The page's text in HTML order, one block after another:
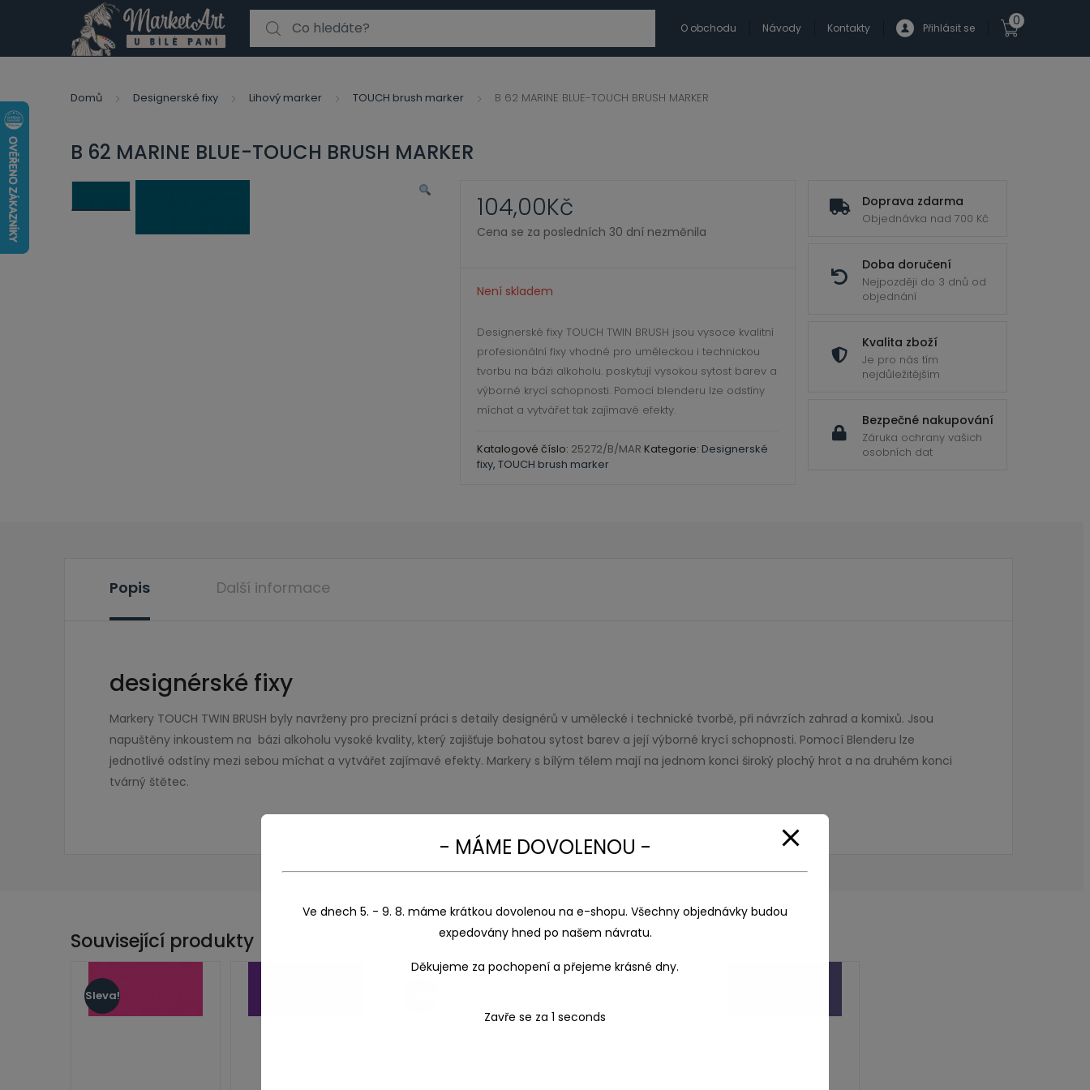
Search for:
O obchodu Návody Kontakty Přihlásit se 0
Domů Designerské fixy Lihový marker TOUCH brush marker B 62 MARINE BLUE-TOUCH BRUSH MARKER
B 62 MARINE BLUE-TOUCH BRUSH MARKER
Doprava zdarma
Objednávka nad 700 Kč
Doba doručení
Nejpozději do 3 dnů od
objednání
Kvalita zboží
Je pro nás tím
nejdůležitějším
Bezpečné nakupování
Záruka ochrany vašich
osobních dat
104,00Kč
Cena se za posledních 30 dní nezměnila
Není skladem
Designerské fixy TOUCH TWIN BRUSH jsou vysoce kvalitní
profesionální fixy vhodné pro uměleckou i technickou
tvorbu na bázi alkoholu. poskytují vysokou sytost barev a
výborné krycí schopnosti. Pomocí blenderu lze odstíny
míchat a vytvářet tak zajímavé efekty.
Katalogové číslo: 25272/B/MAR Kategorie: Designerské
fixy, TOUCH brush marker
Popis Další informace
designérské fixy
Markery TOUCH TWIN BRUSH byly navrženy pro precizní práci s detaily designérů v umělecké i technické tvorbě, při návrzích zahrad a komixů. Jsou
napuštěny inkoustem na bázi alkoholu vysoké kvality, který zajišťuje bohatou sytost barev a její výborné krycí schopnosti. Pomocí Blenderu lze
jednotlivé odstíny mezi sebou míchat a vytvářet zajímavé efekty. Markery s bílým tělem mají na jednom konci široký plochý hrot a na druhém konci
tvárný štětec.
Související produkty
Sleva!
modal-check
- MÁME DOVOLENOU -
Ve dnech 5. - 9. 8. máme krátkou dovolenou na e-shopu. Všechny objednávky budou
expedovány hned po našem návratu.
Děkujeme za pochopení a přejeme krásné dny.
Zavře se za 1 seconds